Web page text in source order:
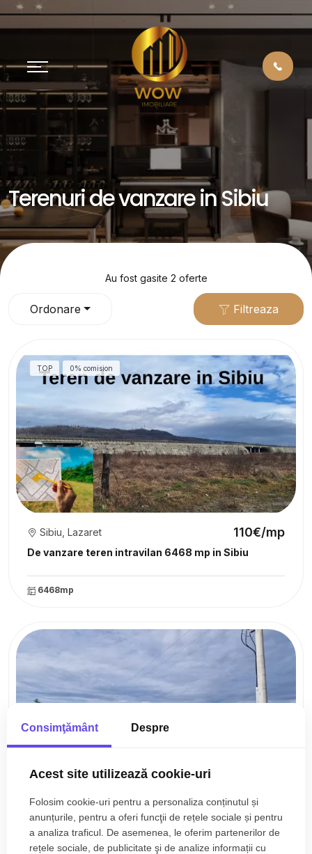
Terenuri de vanzare in Sibiu
Au fost gasite 2 oferte
Ordonare Filtreaza
TOP 0% comision
De vanzare teren intravilan 6468 mp in Sibiu
Sibiu, Lazaret 110€/mp
6468mp
Teren industrial 2200 mp cu PUZ aprobat de
vanzare in Sibiu
Sibiu 86,32€/mp
Consimţământ Despre
Acest site utilizează cookie-uri
Folosim cookie-uri pentru a personaliza conținutul și
anunțurile, pentru a oferi funcţii de rețele sociale și pentru
a analiza traficul. De asemenea, le oferim partenerilor de
rețele sociale, de publicitate şi de analize informații cu